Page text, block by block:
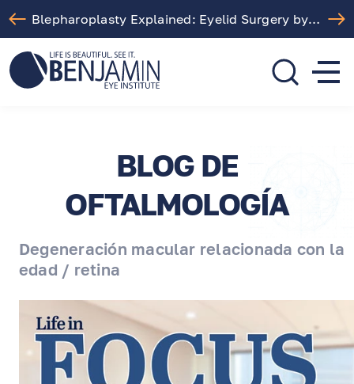
Free LASIK Consultation At Benjamin Eye Institute
310.275.5533
BLOG DE
OFTALMOLOGÍA
Degeneración macular relacionada con la
edad / retina